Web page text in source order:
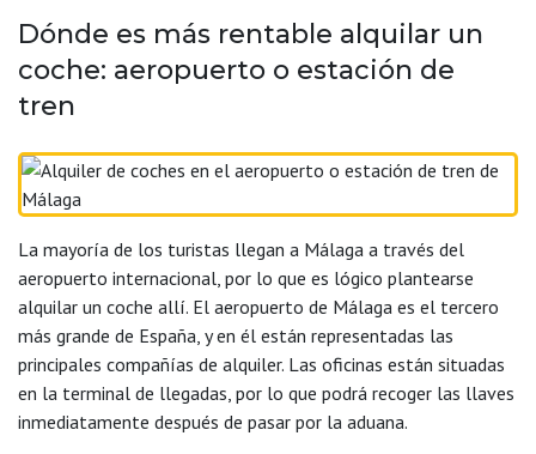
Dónde es más rentable alquilar un
coche: aeropuerto o estación de
tren
La mayoría de los turistas llegan a Málaga a través del
aeropuerto internacional, por lo que es lógico plantearse
alquilar un coche allí. El aeropuerto de Málaga es el tercero
más grande de España, y en él están representadas las
principales compañías de alquiler. Las oficinas están situadas
en la terminal de llegadas, por lo que podrá recoger las llaves
inmediatamente después de pasar por la aduana.